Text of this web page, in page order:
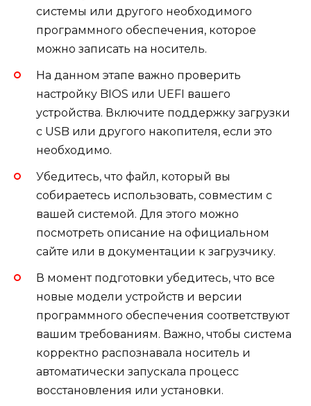
системы или другого необходимого
программного обеспечения, которое
можно записать на носитель.
На данном этапе важно проверить
настройку BIOS или UEFI вашего
устройства. Включите поддержку загрузки
с USB или другого накопителя, если это
необходимо.
Убедитесь, что файл, который вы
собираетесь использовать, совместим с
вашей системой. Для этого можно
посмотреть описание на официальном
сайте или в документации к загрузчику.
В момент подготовки убедитесь, что все
новые модели устройств и версии
программного обеспечения соответствуют
вашим требованиям. Важно, чтобы система
корректно распознавала носитель и
автоматически запускала процесс
восстановления или установки.